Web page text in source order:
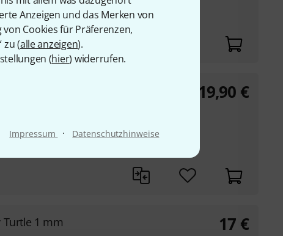
Anzeigen und das Merken von
Cookies für Präferenzen,
zu (alle anzeigen).
(hier) widerrufen.
Impressum · Datenschutzhinweise
Turtle 19,90 €
Turtle 1 mm 17 €